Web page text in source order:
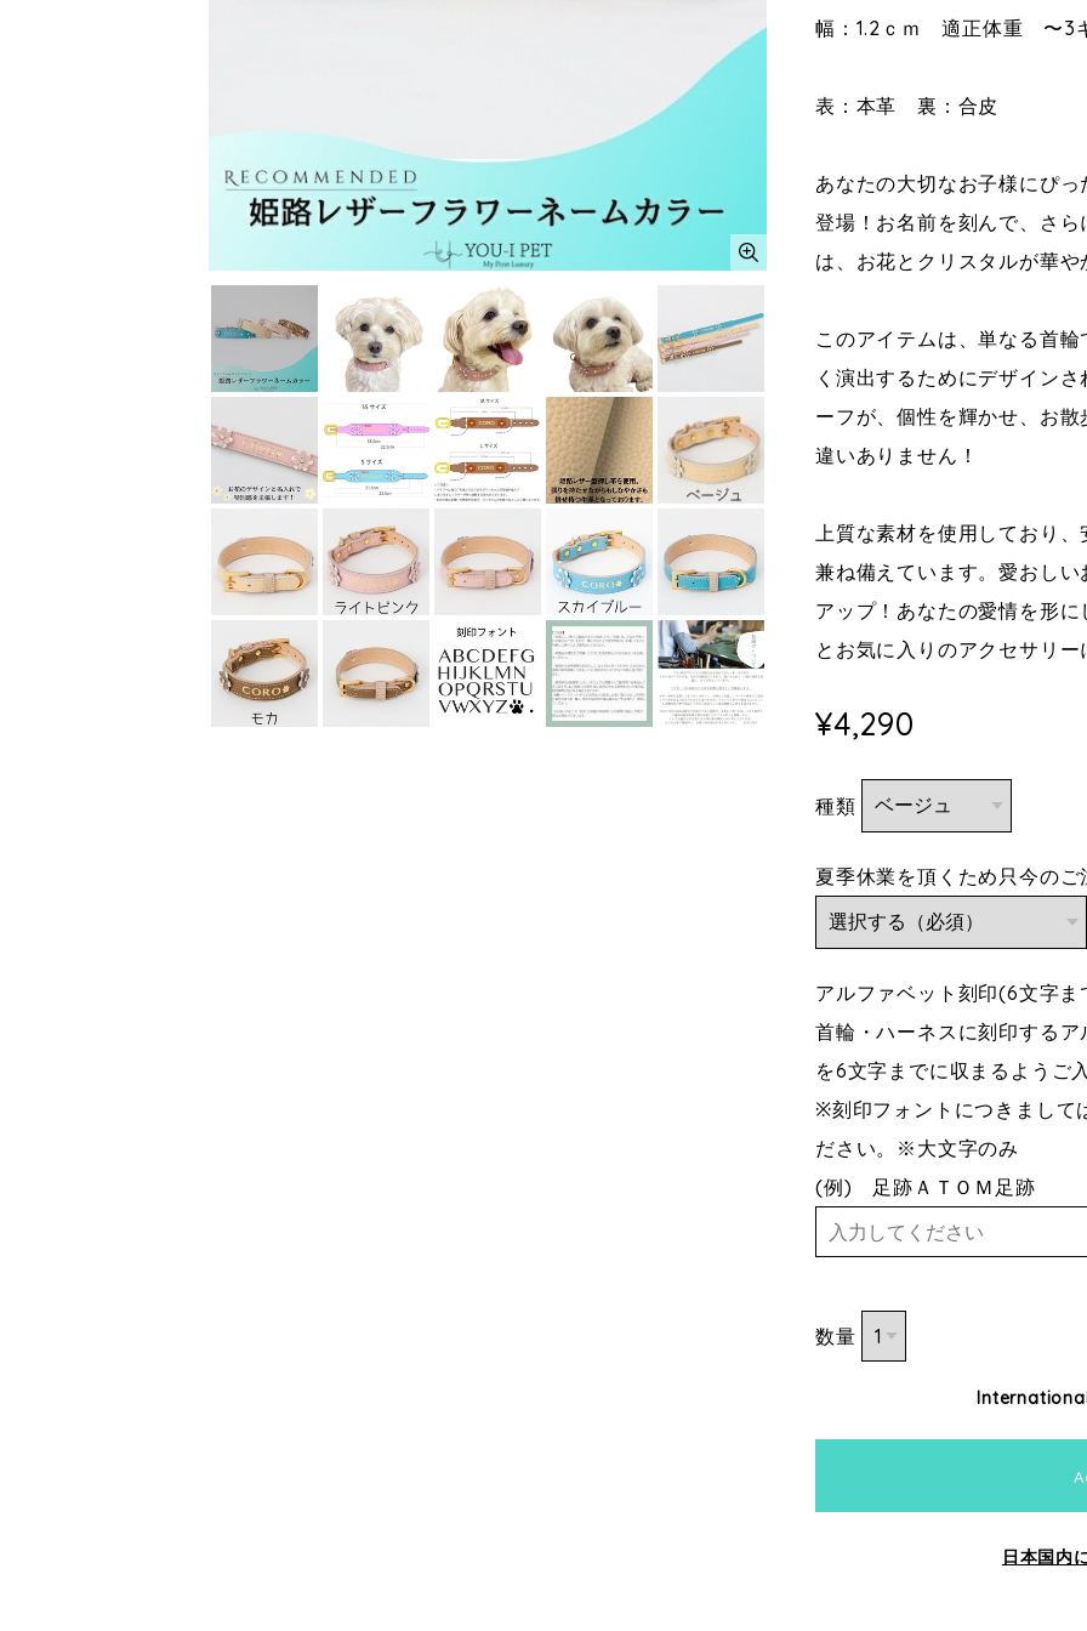
幅：1.2ｃｍ 適正体重 〜
表：本革 裏：合皮
あなたの大切なお子様にぴ
登場！お名前を刻んで、さ
は、お花とクリスタルが華
このアイテムは、単なる首
く演出するためにデザイン
ーフが、個性を輝かせ、お
違いありません！
上質な素材を使用しており
兼ね備えています。愛おし
アップ！あなたの愛情を形
とお気に入りのアクセサリ
¥4,290
種類
夏季休業を頂くため只今の
アルファベット刻印(6文字
首輪・ハーネスに刻印する
を6文字までに収まるようご
※刻印フォントにつきまして
ださい。※大文字のみ
(例) 足跡ＡＴＯＭ足跡
数量
日本国内